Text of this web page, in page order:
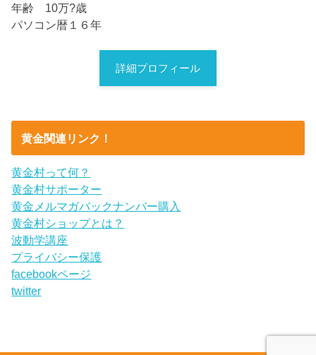
年齢 10万?歳
パソコン暦１６年
詳細プロフィール
黄金関連リンク！
黄金村って何？
黄金村サポーター
黄金メルマガバックナンバー購入
黄金村ショップとは？
波動学講座
プライバシー保護
facebookページ
twitter